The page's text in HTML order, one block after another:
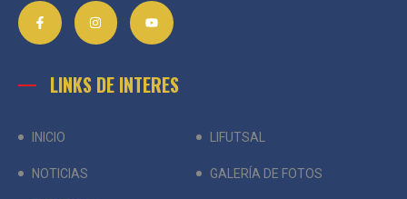
LINKS DE INTERES
INICIO LIFUTSAL
NOTICIAS GALERÍA DE FOTOS